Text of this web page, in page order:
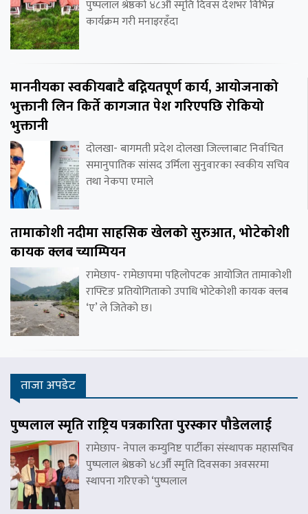
पुष्पलाल श्रेष्ठको ४८औँ स्मृति दिवस देशभर विभिन्न
कार्यक्रम गरी मनाइरहँदा
माननीयका स्वकीयबाटै बद्नियतपूर्ण कार्य, आयोजनाको
भुक्तानी लिन किर्ते कागजात पेश गरिएपछि रोकियो
भुक्तानी
दोलखा- बागमती प्रदेश दोलखा जिल्लाबाट निर्वाचित
समानुपातिक सांसद उर्मिला सुनुवारका स्वकीय सचिव
तथा नेकपा एमाले
तामाकोशी नदीमा साहसिक खेलको सुरुआत, भोटेकोशी
कायक क्लब च्याम्पियन
रामेछाप- रामेछापमा पहिलोपटक आयोजित तामाकोशी
राफ्टिङ प्रतियोगिताको उपाधि भोटेकोशी कायक क्लब
‘ए’ ले जितेको छ।
ताजा अपडेट
पुष्पलाल स्मृति राष्ट्रिय पत्रकारिता पुरस्कार पौडेललाई
रामेछाप- नेपाल कम्युनिष्ट पार्टीका संस्थापक महासचिव
पुष्पलाल श्रेष्ठको ४८औँ स्मृति दिवसका अवसरमा
स्थापना गरिएको ‘पुष्पलाल